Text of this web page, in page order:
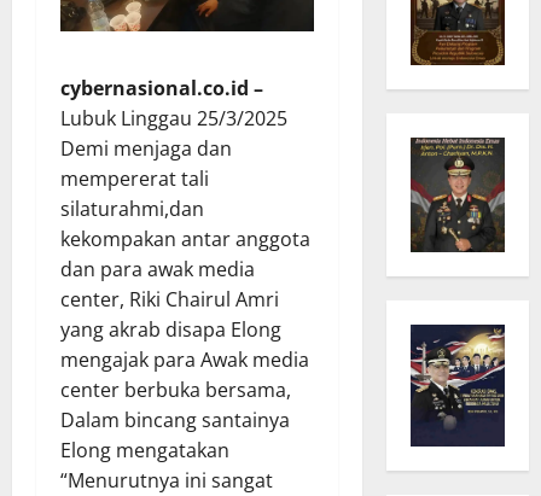
cybernasional.co.id –
Lubuk Linggau 25/3/2025
Demi menjaga dan
mempererat tali
silaturahmi,dan
kekompakan antar anggota
dan para awak media
center, Riki Chairul Amri
yang akrab disapa Elong
mengajak para Awak media
center berbuka bersama,
Dalam bincang santainya
Elong mengatakan
“Menurutnya ini sangat